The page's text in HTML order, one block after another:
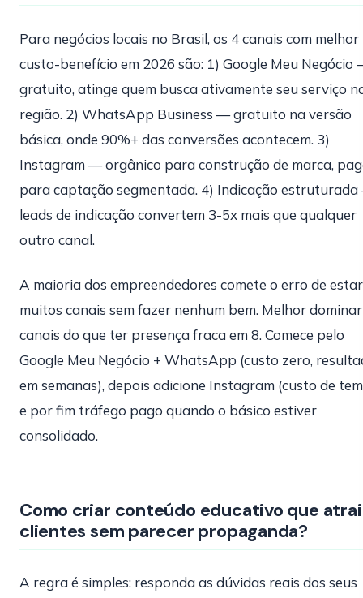
Para negócios locais no Brasil, os 4 canais com melhor
custo-benefício em 2026 são: 1) Google Meu Negócio
gratuito, atinge quem busca ativamente seu serviço
região. 2) WhatsApp Business — gratuito na versão
básica, onde 90%+ das conversões acontecem. 3)
Instagram — orgânico para construção de marca,
para captação segmentada. 4) Indicação
leads de indicação convertem 3-5x mais que qualquer
outro canal.
A maioria dos empreendedores comete o erro de
muitos canais sem fazer nenhum bem. Melhor
canais do que ter presença fraca em 8. Comece pelo
Google Meu Negócio + WhatsApp (custo zero,
em semanas), depois adicione Instagram (custo de
e por fim tráfego pago quando o básico estiver
consolidado.
Como criar conteúdo educativo que atrai
clientes sem parecer propaganda?
A regra é simples: responda as dúvidas reais dos seus